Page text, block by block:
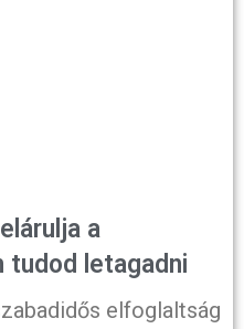
a
tudod letagadni
elfoglaltság